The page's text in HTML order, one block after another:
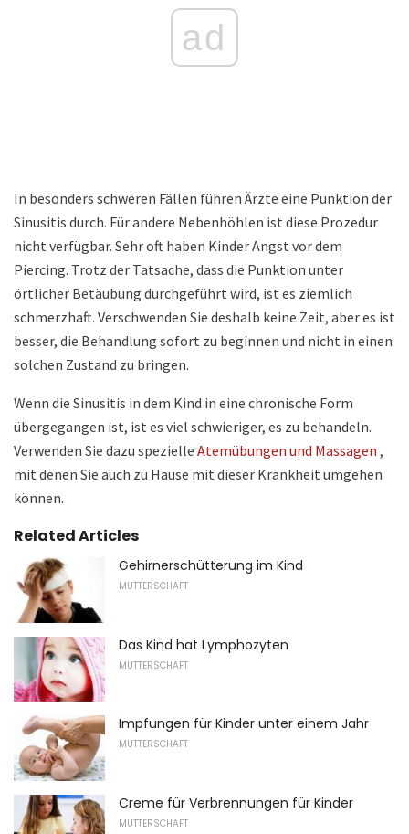
ad
In besonders schweren Fällen führen Ärzte eine Punktion der
Sinusitis durch. Für andere Nebenhöhlen ist diese Prozedur
nicht verfügbar. Sehr oft haben Kinder Angst vor dem
Piercing. Trotz der Tatsache, dass die Punktion unter
örtlicher Betäubung durchgeführt wird, ist es ziemlich
schmerzhaft. Verschwenden Sie deshalb keine Zeit, aber es ist
besser, die Behandlung sofort zu beginnen und nicht in einen
solchen Zustand zu bringen.
Wenn die Sinusitis in dem Kind in eine chronische Form
übergegangen ist, ist es viel schwieriger, es zu behandeln.
Verwenden Sie dazu spezielle Atemübungen und Massagen ,
mit denen Sie auch zu Hause mit dieser Krankheit umgehen
können.
Related Articles
Gehirnerschütterung im Kind
MUTTERSCHAFT
Das Kind hat Lymphozyten
MUTTERSCHAFT
Impfungen für Kinder unter einem Jahr
MUTTERSCHAFT
Creme für Verbrennungen für Kinder
MUTTERSCHAFT